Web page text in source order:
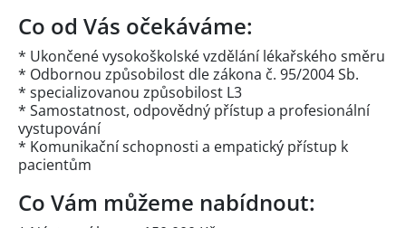
Co od Vás očekáváme:
* Ukončené vysokoškolské vzdělání lékařského směru
* Odbornou způsobilost dle zákona č. 95/2004 Sb.
* specializovanou způsobilost L3
* Samostatnost, odpovědný přístup a profesionální
vystupování
* Komunikační schopnosti a empatický přístup k
pacientům
Co Vám můžeme nabídnout: